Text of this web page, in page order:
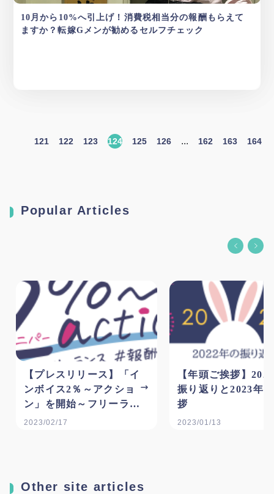
10月から10%へ引上げ！消費税相当分の報酬もらえて
ますか？転嫁Gメンが勧めるセルフチェック
121 122 123 124 125 126 ... 162 163 164
Popular Articles
【プレスリリース】「イ
ンボイス2％～アクショ
ン」を開始～フリーラン
スの報酬適正化に向けた
2023/02/17
【年頭ご挨拶】
振り返りと2023年
拶
2023/01/13
Other site articles